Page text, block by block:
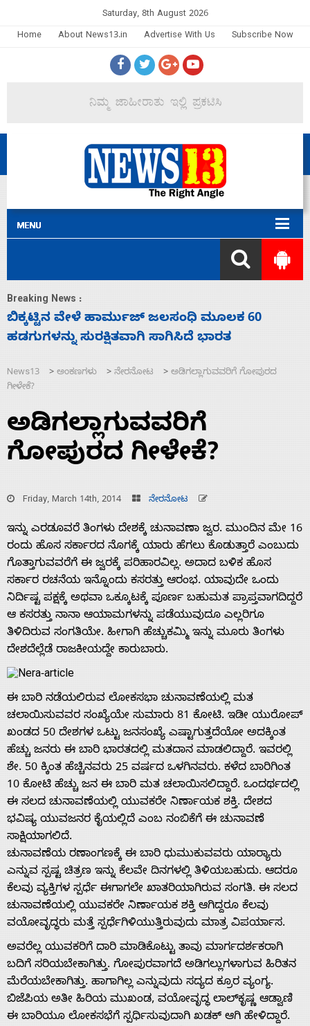
Saturday, 8th August 2026
Home
About News13.in Advertise With Us Subscribe Now
Breaking News :
ನಾಗೇಂದ್ರ ರಾಜೀನಾಮೆ ಕೊಡದಿದ್ದರೆ ಸದನ ನಡೆಸಲು
ಬಿಡೆವು: ಛಲವಾದಿ ನಾರಾಯಣಸ್ವಾಮಿ
News13 > ಅಂಕಣಗಳು > ನೇರನೋಟ > ಅಡಿಗಲ್ಲಾಗುವವರಿಗೆ ಗೋಪುರದ
ಗೀಳೇಕೆ?
ಅಡಿಗಲ್ಲಾಗುವವರಿಗೆ
ಗೋಪುರದ ಗೀಳೇಕೆ?
Friday, March 14th, 2014 ನೇರನೋಟ
ಇನ್ನು ಎರಡೂವರೆ ತಿಂಗಳು ದೇಶಕ್ಕೆ ಚುನಾವಣಾ ಜ್ವರ. ಮುಂದಿನ ಮೇ 16
ರಂದು ಹೊಸ ಸರ್ಕಾರದ ನೊಗಕ್ಕೆ ಯಾರು ಹೆಗಲು ಕೊಡುತ್ತಾರೆ ಎಂಬುದು
ಗೊತ್ತಾಗುವವರೆಗೆ ಈ ಜ್ವರಕ್ಕೆ ಪರಿಹಾರವಿಲ್ಲ. ಅದಾದ ಬಳಿಕ ಹೊಸ
ಸರ್ಕಾರ ರಚನೆಯ ಇನ್ನೊಂದು ಕಸರತ್ತು ಆರಂಭ. ಯಾವುದೇ ಒಂದು
ನಿರ್ದಿಷ್ಟ ಪಕ್ಷಕ್ಕೆ ಅಥವಾ ಒಕ್ಕೂಟಕ್ಕೆ ಪೂರ್ಣ ಬಹುಮತ ಪ್ರಾಪ್ತವಾಗದಿದ್ದರೆ
ಆ ಕಸರತ್ತು ನಾನಾ ಆಯಾಮಗಳನ್ನು ಪಡೆಯುವುದೂ ಎಲ್ಲರಿಗೂ
ತಿಳಿದಿರುವ ಸಂಗತಿಯೇ. ಹೀಗಾಗಿ ಹೆಚ್ಚುಕಮ್ಮಿ ಇನ್ನು ಮೂರು ತಿಂಗಳು
ದೇಶದೆಲ್ಲೆಡೆ ರಾಜಕೀಯದ್ದೇ ಕಾರುಬಾರು.
ಈ ಬಾರಿ ನಡೆಯಲಿರುವ ಲೋಕಸಭಾ ಚುನಾವಣೆಯಲ್ಲಿ ಮತ
ಚಲಾಯಿಸುವವರ ಸಂಖ್ಯೆಯೇ ಸುಮಾರು 81 ಕೋಟಿ. ಇಡೀ ಯುರೋಪ್
ಖಂಡದ 50 ದೇಶಗಳ ಒಟ್ಟು ಜನಸಂಖ್ಯೆ ಎಷ್ಟಾಗುತ್ತದೆಯೋ ಅದಕ್ಕಿಂತ
ಹೆಚ್ಚು ಜನರು ಈ ಬಾರಿ ಭಾರತದಲ್ಲಿ ಮತದಾನ ಮಾಡಲಿದ್ದಾರೆ. ಇವರಲ್ಲಿ
ಶೇ. 50 ಕ್ಕಿಂತ ಹೆಚ್ಚಿನವರು 25 ವರ್ಷದ ಒಳಗಿನವರು. ಕಳೆದ ಬಾರಿಗಿಂತ
10 ಕೋಟಿ ಹೆಚ್ಚು ಜನ ಈ ಬಾರಿ ಮತ ಚಲಾಯಿಸಲಿದ್ದಾರೆ. ಒಂದರ್ಥದಲ್ಲಿ
ಈ ಸಲದ ಚುನಾವಣೆಯಲ್ಲಿ ಯುವಕರೇ ನಿರ್ಣಾಯಕ ಶಕ್ತಿ. ದೇಶದ
ಭವಿಷ್ಯ ಯುವಜನರ ಕೈಯಲ್ಲಿದೆ ಎಂಬ ನಂಬಿಕೆಗೆ ಈ ಚುನಾವಣೆ
ಸಾಕ್ಷಿಯಾಗಲಿದೆ.
ಚುನಾವಣೆಯ ರಣಾಂಗಣಕ್ಕೆ ಈ ಬಾರಿ ಧುಮುಕುವವರು ಯಾರ್‍ಯಾರು
ಎನ್ನುವ ಸ್ಪಷ್ಟ ಚಿತ್ರಣ ಇನ್ನು ಕೆಲವೇ ದಿನಗಳಲ್ಲಿ ತಿಳಿಯಬಹುದು. ಆದರೂ
ಕೆಲವು ವ್ಯಕ್ತಿಗಳ ಸ್ಪರ್ಧೆ ಈಗಾಗಲೇ ಖಾತರಿಯಾಗಿರುವ ಸಂಗತಿ. ಈ ಸಲದ
ಚುನಾವಣೆಯಲ್ಲಿ ಯುವಕರೇ ನಿರ್ಣಾಯಕ ಶಕ್ತಿ ಆಗಿದ್ದರೂ ಕೆಲವು
ವಯೋವೃದ್ಧರು ಮತ್ತೆ ಸ್ಪರ್ಧೆಗಿಳಿಯುತ್ತಿರುವುದು ಮಾತ್ರ ವಿಪರ್ಯಾಸ.
ಅವರೆಲ್ಲ ಯುವಕರಿಗೆ ದಾರಿ ಮಾಡಿಕೊಟ್ಟು ತಾವು ಮಾರ್ಗದರ್ಶಕರಾಗಿ
ಬದಿಗೆ ಸರಿಯಬೇಕಾಗಿತ್ತು. ಗೋಪುರವಾಗದೆ ಅಡಿಗಲ್ಲುಗಳಾಗುವ ಹಿರಿತನ
ಮೆರೆಯಬೇಕಾಗಿತ್ತು. ಹಾಗಾಗಿಲ್ಲ ಎನ್ನುವುದು ಸದ್ಯದ ಕ್ರೂರ ವ್ಯಂಗ್ಯ.
ಬಿಜೆಪಿಯ ಅತೀ ಹಿರಿಯ ಮುಖಂಡ, ವಯೋವೃದ್ಧ ಲಾಲ್‌ಕೃಷ್ಣ ಆಡ್ವಾಣಿ
ಈ ಬಾರಿಯೂ ಲೋಕಸಭೆಗೆ ಸ್ಪರ್ಧಿಸುವುದಾಗಿ ಖಡಕ್ ಆಗಿ ಹೇಳಿದ್ದಾರೆ.